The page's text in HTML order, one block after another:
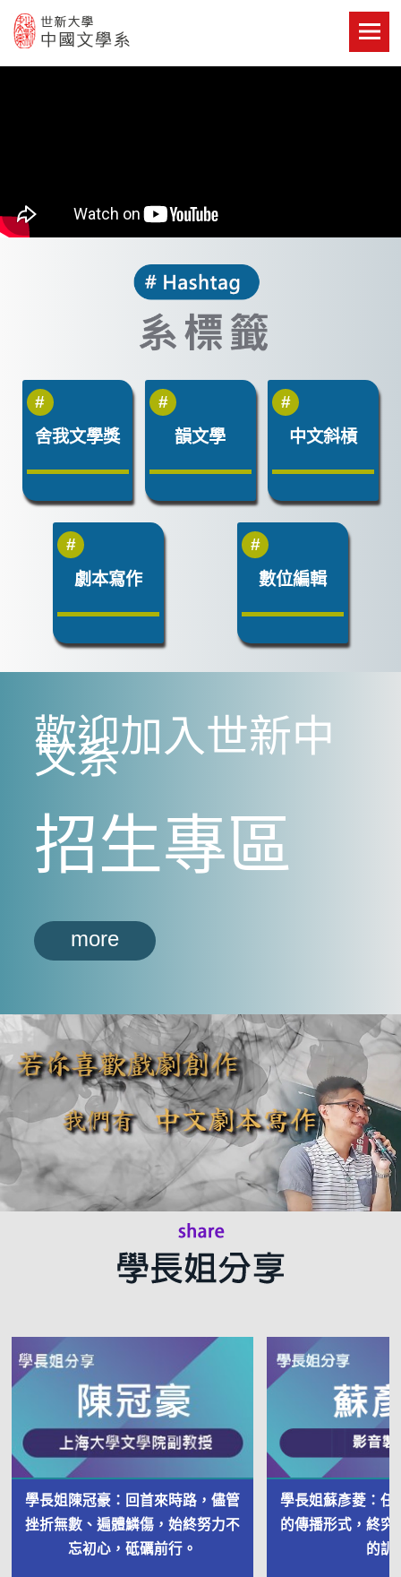
content
世新大學教學單位的網站
舍我文學獎 韻文學 中文斜槓
劇本寫作 數位編輯
歡迎加入世新中
文系
招生專區
more
學長姐陳冠豪：回首來時路，儘管
挫折無數、遍體鱗傷，始終努力不
忘初心，砥礪前行。
學長姐蘇彥菱：任
的傳播形式，終究
的訓